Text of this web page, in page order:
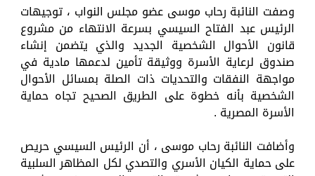
وصفت النائبة رحاب موسى عضو مجلس النواب ، توجيهات
الرئيس عبد الفتاح السيسي بسرعة الانتهاء من مشروع
قانون الأحوال الشخصية الجديد والذي يتضمن إنشاء
صندوق لرعاية الأسرة ووثيقة تأمين لدعمها مادية في
مواجهة النفقات والتحديات ذات الصلة بمسائل الأحوال
الشخصية بأنه خطوة على الطريق الصحيح تجاه حماية
الأسرة المصرية .
وأضافت النائبة رحاب موسى ، أن الرئيس السيسي حريص
على حماية الكيان الأسري والتصدي لكل المظاهر السلبية